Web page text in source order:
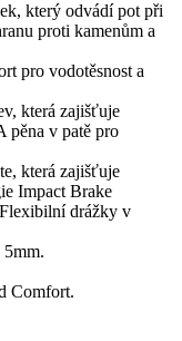
který odvádí pot při
proti kamenům a
pro vodotěsnost a
která zajišťuje
pěna v patě pro
která zajišťuje
Impact Brake
drážky v
Comfort.